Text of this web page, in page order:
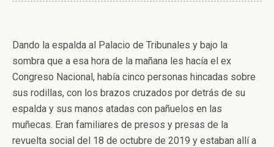
Dando la espalda al Palacio de Tribunales y bajo la
sombra que a esa hora de la mañana les hacía el ex
Congreso Nacional, había cinco personas hincadas sobre
sus rodillas, con los brazos cruzados por detrás de su
espalda y sus manos atadas con pañuelos en las
muñecas. Eran familiares de presos y presas de la
revuelta social del 18 de octubre de 2019 y estaban allí a